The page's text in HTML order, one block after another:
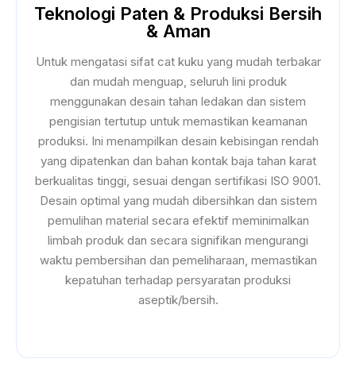
Teknologi Paten & Produksi Bersih
& Aman
Untuk mengatasi sifat cat kuku yang mudah terbakar
dan mudah menguap, seluruh lini produk
menggunakan desain tahan ledakan dan sistem
pengisian tertutup untuk memastikan keamanan
produksi. Ini menampilkan desain kebisingan rendah
yang dipatenkan dan bahan kontak baja tahan karat
berkualitas tinggi, sesuai dengan sertifikasi ISO 9001.
Desain optimal yang mudah dibersihkan dan sistem
pemulihan material secara efektif meminimalkan
limbah produk dan secara signifikan mengurangi
waktu pembersihan dan pemeliharaan, memastikan
kepatuhan terhadap persyaratan produksi
aseptik/bersih.